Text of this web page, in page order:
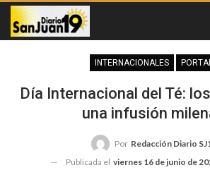
INTERNACIONALES
Día Internacional del Té:
una infusión
Por Redacción Diario
Publicada el viernes 16 de junio de